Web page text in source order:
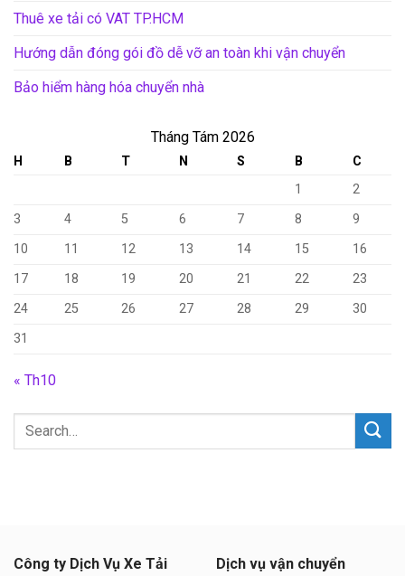
Thuê xe tải có VAT TP.HCM
Hướng dẫn đóng gói đồ dễ vỡ an toàn khi vận chuyển
Bảo hiểm hàng hóa chuyển nhà
Tháng Tám 2026
H B T N S B
C
1
2
3
4 5 6 7 8
9
10
11 12 13 14 15
16
17
18 19 20 21 22
23
24
25 26 27 28 29
30
31
« Th10
Công ty Dịch Vụ Xe Tải
Dịch vụ vận chuyển